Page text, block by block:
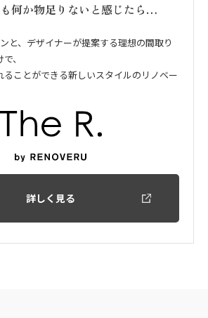
何か物足りないと感じたら…
と、デザイナーが提案する理想の間取り
、
ることができる新しいスタイルのリノベー
詳しく見る